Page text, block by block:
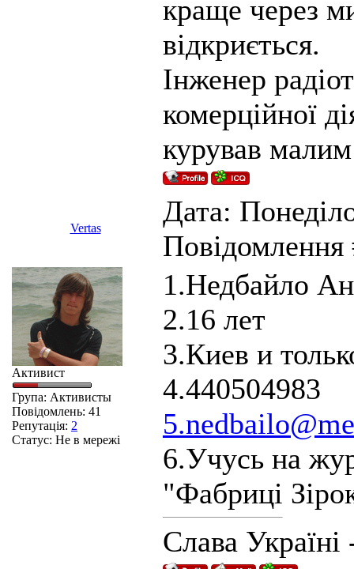
краще через
відкриється.
Інженер
комерційної
курував
Vertas
Дата:
Активист
Група: Активисты
Повідомлень: 41
Репутація: 2
Статус: Не в мережі
1.Недбайло
2.16 лет
3.Киев и
4.440504983
6.Учусь на
"Фабриці
Слава